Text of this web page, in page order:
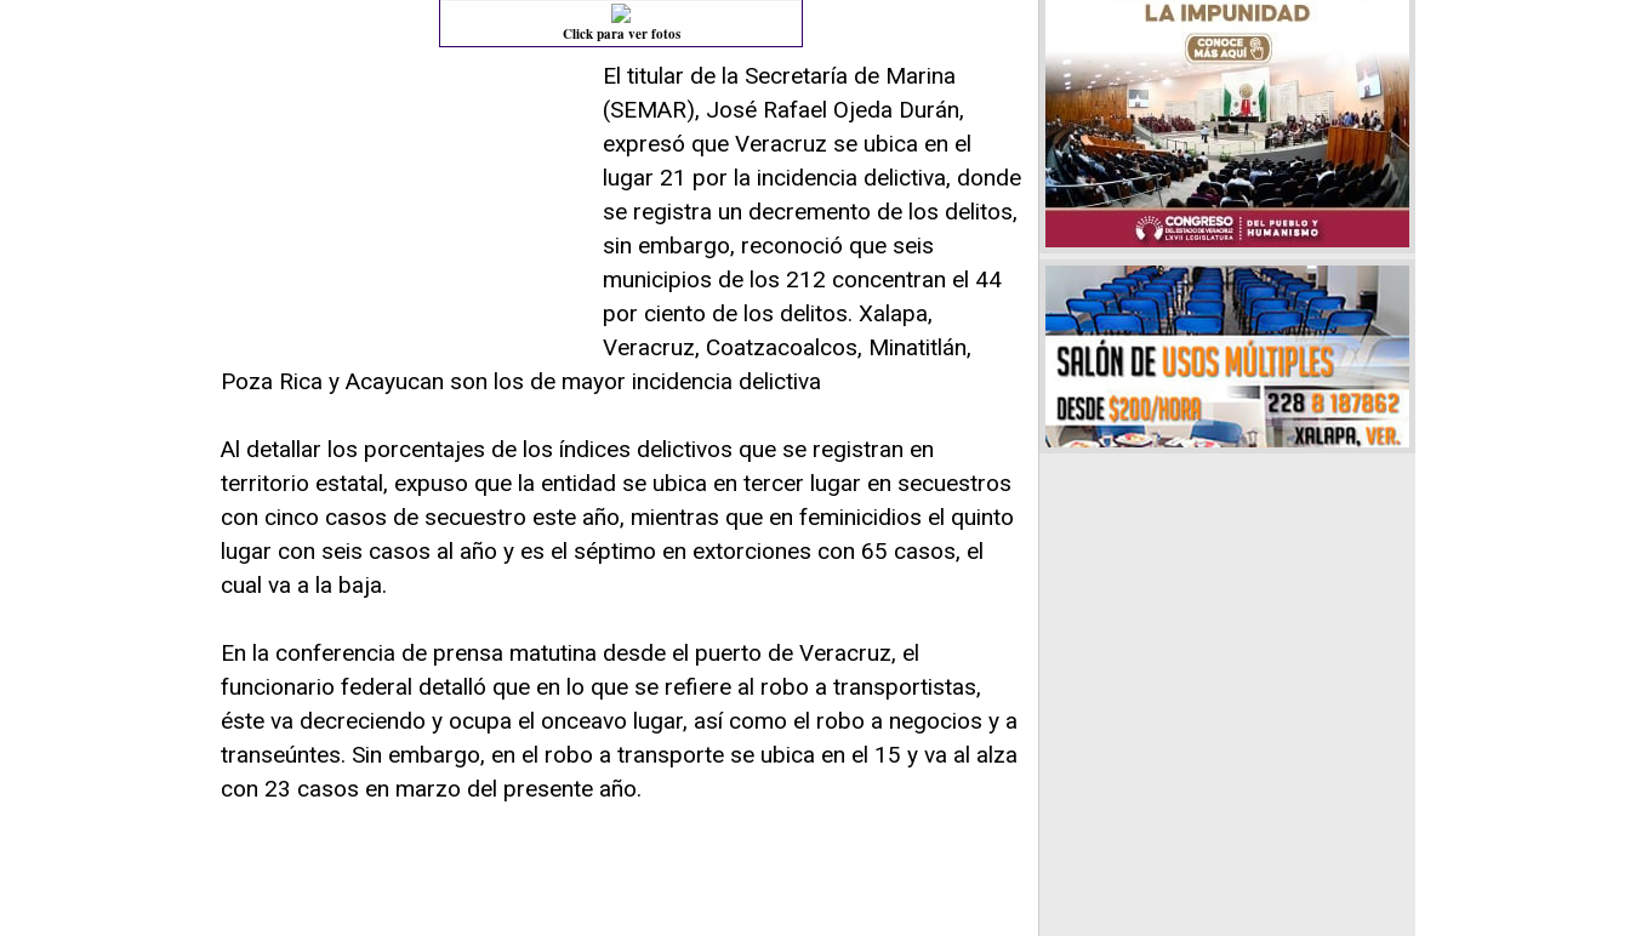
Click para ver fotos
El titular de la Secretaría de Marina
(SEMAR), José Rafael Ojeda Durán,
expresó que Veracruz se ubica en el
lugar 21 por la incidencia delictiva, donde
se registra un decremento de los delitos,
sin embargo, reconoció que seis
municipios de los 212 concentran el 44
por ciento de los delitos. Xalapa,
Veracruz, Coatzacoalcos, Minatitlán,
Poza Rica y Acayucan son los de mayor incidencia delictiva
Al detallar los porcentajes de los índices delictivos que se registran en
territorio estatal, expuso que la entidad se ubica en tercer lugar en secuestros
con cinco casos de secuestro este año, mientras que en feminicidios el quinto
lugar con seis casos al año y es el séptimo en extorciones con 65 casos, el
cual va a la baja.
En la conferencia de prensa matutina desde el puerto de Veracruz, el
funcionario federal detalló que en lo que se refiere al robo a transportistas,
éste va decreciendo y ocupa el onceavo lugar, así como el robo a negocios y a
transeúntes. Sin embargo, en el robo a transporte se ubica en el 15 y va al alza
con 23 casos en marzo del presente año.